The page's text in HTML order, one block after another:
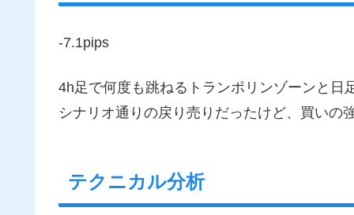
-7.1pips
4h足で何度も跳ねるトランポリンゾーンと日
シナリオ通りの戻り売りだったけど、買いの
テクニカル分析